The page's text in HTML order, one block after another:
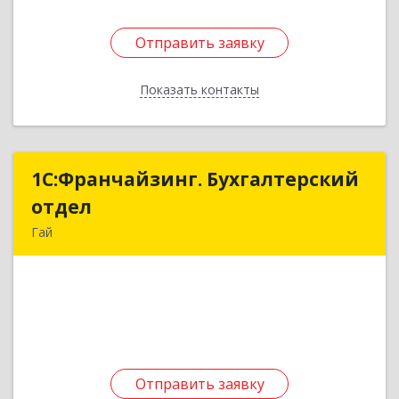
Отправить заявку
Показать контакты
Отправить заявку
Назад
1С:Франчайзинг. Бухгалтерский
отдел
Гай
Отправить заявку
1С:Франчайзинг. Бухгалтерский
Отправить заявку